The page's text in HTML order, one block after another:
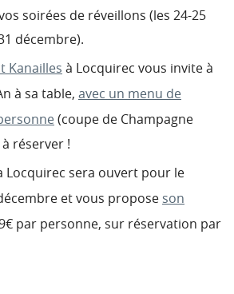
soirées de réveillons (les 24-25
décembre).
Kanailles à Locquirec vous invite à
à sa table, avec un menu de
(coupe de Champagne
réserver !
Locquirec sera ouvert pour le
et vous propose son
par personne, sur réservation par